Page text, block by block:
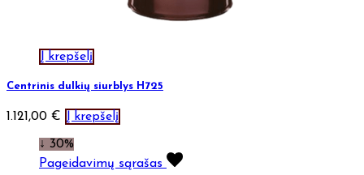
Į krepšelį
Centrinis dulkių siurblys H725
1.121,00 € Į krepšelį
↓ 30%
Pageidavimų sąrašas